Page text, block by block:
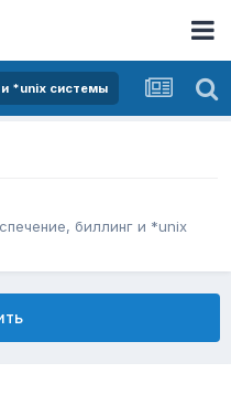
и *unix системы
биллинг и *unix